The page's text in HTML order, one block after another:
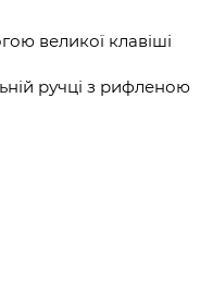
великої клавіші
ручці з рифленою